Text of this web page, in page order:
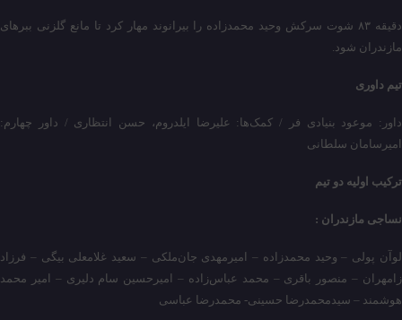
دقیقه ٨٣ شوت سرکش وحید محمدزاده را بیرانوند مهار کرد تا مانع گلزنی ببرهای
مازندران شود.
تیم داوری
داور: موعود بنیادی فر / کمک‌ها: علیرضا ایلدروم، حسن انتظاری / داور چهارم:
امیرسامان سلطانی
ترکیب اولیه دو تیم
نساجی مازندران :
لوآن پولی – وحید محمدزاده – امیرمهدی جان‌ملکی – سعید غلامعلی بیگی – فرزاد
زامهران – منصور باقری – محمد عباس‌زاده – امیرحسین سام دلیری – امیر محمد
هوشمند – سیدمحمدرضا حسینی- محمدرضا عباسی